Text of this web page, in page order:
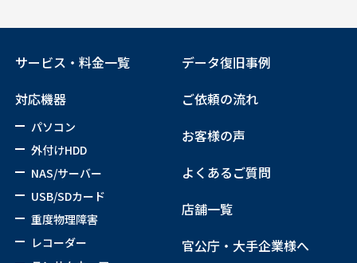
サービス・料金一覧
対応機器
パソコン
外付けHDD
NAS/サーバー
USB/SDカード
重度物理障害
レコーダー
データ復旧事例
ご依頼の流れ
お客様の声
よくあるご質問
店舗一覧
官公庁・大手企業様へ